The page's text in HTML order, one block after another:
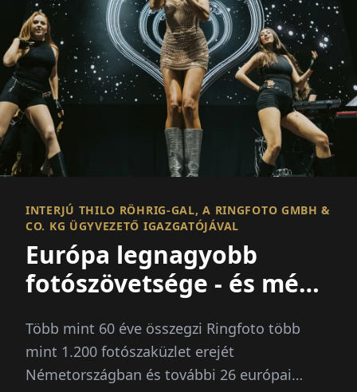
INTERJÚ THILO RÖHRIG-GAL, A RINGFOTO GMBH &
CO. KG ÜGYVEZETŐ IGAZGATÓJÁVAL
Európa legnagyobb
fotószövetsége - és még
Több mint 60 éve összegzi Ringfoto több
mint 1.200 fotószaküzlet erejét
Németországban és további 26 európai